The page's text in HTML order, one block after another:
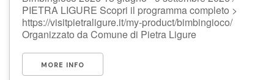
PIETRA LIGURE Scopri il programma completo >
https://visitpietraligure.it/my-product/bimbingioco/
Organizzato da Comune di Pietra Ligure
MORE INFO